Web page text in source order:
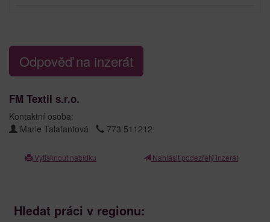
Odpověď na inzerát
FM Textil s.r.o.
Kontaktní osoba:
Marie Talafantová
773 511212
Vytisknout nabídku Nahlásit podezřelý inzerát
Hledat práci v regionu: